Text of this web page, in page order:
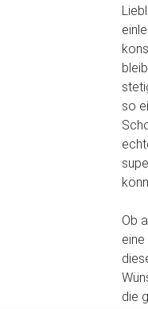
so
Ob
die